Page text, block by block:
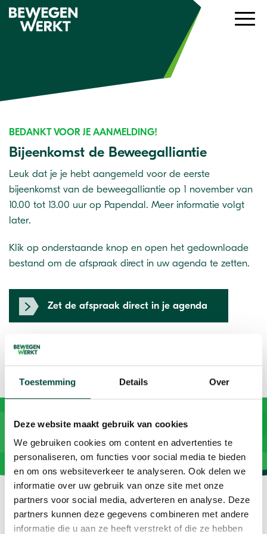
Toestemming Details Over
Deze website maakt gebruik van cookies
We gebruiken cookies om content en advertenties te
personaliseren, om functies voor social media te bieden
en om ons websiteverkeer te analyseren. Ook delen we
informatie over uw gebruik van onze site met onze
partners voor social media, adverteren en analyse. Deze
partners kunnen deze gegevens combineren met andere
informatie die u aan ze heeft verstrekt of die ze hebben
BEDANKT VOOR JE AANMELDING!
Bijeenkomst de Beweegalliantie
Leuk dat je je hebt aangemeld voor de eerste
bijeenkomst van de beweegalliantie op 1 november van
10.00 tot 13.00 uur op Papendal. Meer informatie volgt
later.
Klik op onderstaande knop en open het gedownloade
bestand om de afspraak direct in uw agenda te zetten.
Zet de afspraak direct in je agenda